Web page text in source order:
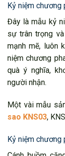
Kỷ niệm chương
Đây là mẫu kỷ
sự trân trọng
mạnh mẽ, luôn
niệm chương
quà ý nghĩa,
người nhận.
Một vài mẫu
sao KNS03,
Kỷ niệm chương